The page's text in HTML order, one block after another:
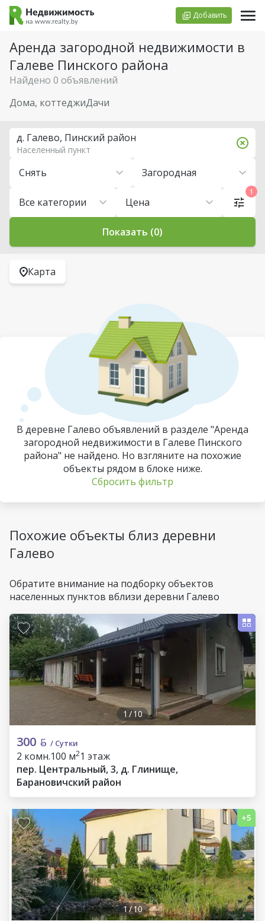
Добавить
Аренда загородной недвижимости в
Галеве Пинского района
Найдено 0 объявлений
Дома, коттеджиДачи
Снять Загородная
Все категории Цена
д. Галево, Пинский район
Населенный пункт
1
Показать (0)
Карта
В деревне Галево объявлений в разделе "Аренда
загородной недвижимости в Галеве Пинского
района" не найдено. Но взгляните на похожие
объекты рядом в блоке ниже.
Сбросить фильтр
Похожие объекты близ деревни
Галево
Обратите внимание на подборку объектов
населенных пунктов вблизи деревни Галево
1 /10
300 / Сутки
2 комн.100 м21 этаж
пер. Центральный, 3, д. Глинище,
Барановичский район
1/10